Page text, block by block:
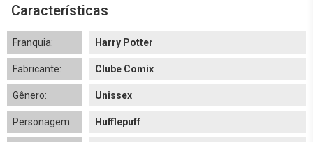
Características
Franquia: Harry Potter
Fabricante: Clube Comix
Gênero: Unissex
Personagem: Hufflepuff